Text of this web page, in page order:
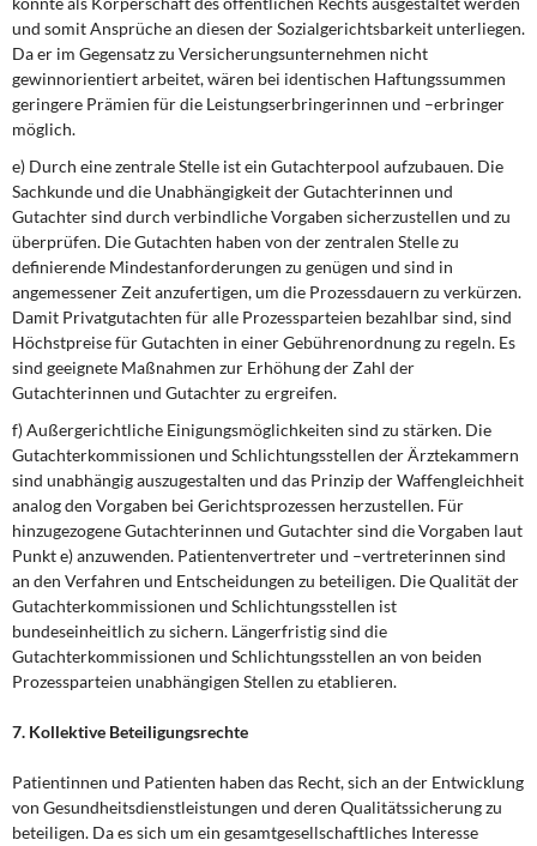
und somit Ansprüche an diesen der Sozialgerichtsbarkeit unterliegen.
Da er im Gegensatz zu Versicherungsunternehmen nicht
gewinnorientiert arbeitet, wären bei identischen Haftungssummen
geringere Prämien für die Leistungserbringerinnen und –erbringer
möglich.
e) Durch eine zentrale Stelle ist ein Gutachterpool aufzubauen. Die
Sachkunde und die Unabhängigkeit der Gutachterinnen und
Gutachter sind durch verbindliche Vorgaben sicherzustellen und zu
überprüfen. Die Gutachten haben von der zentralen Stelle zu
definierende Mindestanforderungen zu genügen und sind in
angemessener Zeit anzufertigen, um die Prozessdauern zu verkürzen.
Damit Privatgutachten für alle Prozessparteien bezahlbar sind, sind
Höchstpreise für Gutachten in einer Gebührenordnung zu regeln. Es
sind geeignete Maßnahmen zur Erhöhung der Zahl der
Gutachterinnen und Gutachter zu ergreifen.
f) Außergerichtliche Einigungsmöglichkeiten sind zu stärken. Die
Gutachterkommissionen und Schlichtungsstellen der Ärztekammern
sind unabhängig auszugestalten und das Prinzip der Waffengleichheit
analog den Vorgaben bei Gerichtsprozessen herzustellen. Für
hinzugezogene Gutachterinnen und Gutachter sind die Vorgaben laut
Punkt e) anzuwenden. Patientenvertreter und –vertreterinnen sind
an den Verfahren und Entscheidungen zu beteiligen. Die Qualität der
Gutachterkommissionen und Schlichtungsstellen ist
bundeseinheitlich zu sichern. Längerfristig sind die
Gutachterkommissionen und Schlichtungsstellen an von beiden
Prozessparteien unabhängigen Stellen zu etablieren.
7. Kollektive Beteiligungsrechte
Patientinnen und Patienten haben das Recht, sich an der Entwicklung
von Gesundheitsdienstleistungen und deren Qualitätssicherung zu
beteiligen. Da es sich um ein gesamtgesellschaftliches Interesse